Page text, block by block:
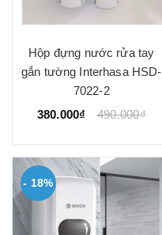
Hộp đựng nước rửa tay
gắn tường Interhasa HSD-
7022-2
380.000₫
490.000₫
- 18%